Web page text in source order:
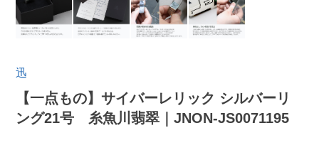
迅
【一点もの】サイバーレリック シルバーリ
ング21号 糸魚川翡翠｜JNON-JS0071195